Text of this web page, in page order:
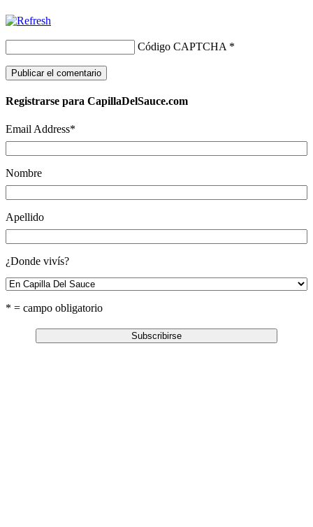
Código CAPTCHA *
Registrarse para CapillaDelSauce.com
Email Address*
Nombre
Apellido
¿Donde vivís?
* = campo obligatorio